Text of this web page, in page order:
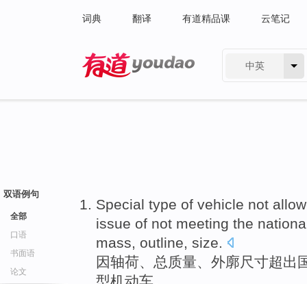
词典 翻译 有道精品课 云笔记
中英
双语例句
全部
口语
书面语
论文
Special type of vehicle not
issue of not meeting the
mass, outline, size.
因轴荷、 总 质量、 外廓尺寸超出